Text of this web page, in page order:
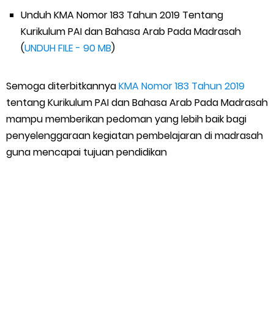
Unduh KMA Nomor 183 Tahun 2019 Tentang
Kurikulum PAI dan Bahasa Arab Pada Madrasah
(UNDUH FILE - 90 MB)
Semoga diterbitkannyaKMA Nomor 183 Tahun 2019
tentang Kurikulum PAI dan Bahasa Arab Pada Madrasah
mampu memberikan pedoman yang lebih baik bagi
penyelenggaraan kegiatan pembelajaran di madrasah
guna mencapai tujuan pendidikan